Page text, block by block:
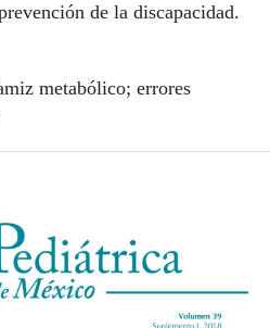
de la discapacidad.
metabólico; errores